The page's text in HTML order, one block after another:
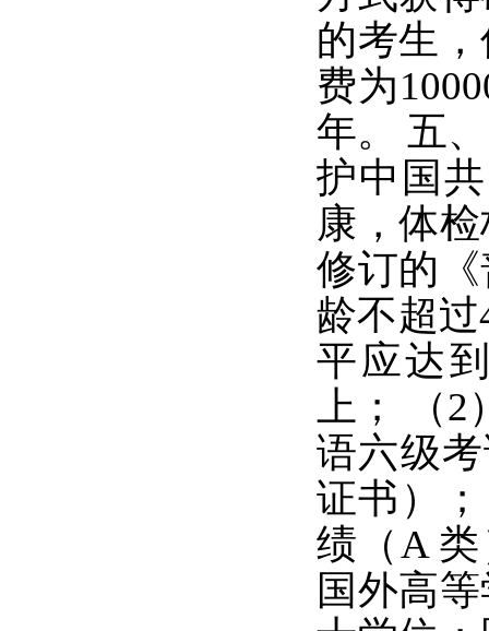
的考生
费为
年。 五
护中国
康，体
修订的
龄不超过
平应达
上； （
语六级
证书）
绩（A
国外高